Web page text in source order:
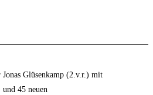
Jonas Glüsenkamp (2.v.r.) mit
45 neuen